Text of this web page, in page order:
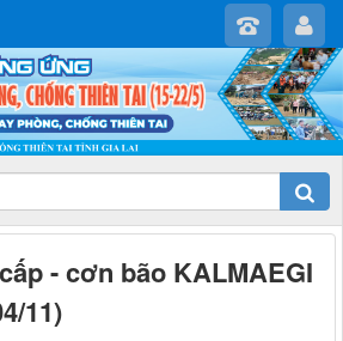
- cơn bão KALMAEGI
11)